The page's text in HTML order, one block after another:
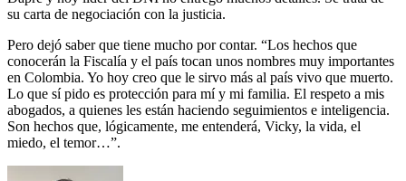
su carta de negociación con la justicia.
Pero dejó saber que tiene mucho por contar. “Los hechos que
conocerán la Fiscalía y el país tocan unos nombres muy importantes
en Colombia. Yo hoy creo que le sirvo más al país vivo que muerto.
Lo que sí pido es protección para mí y mi familia. El respeto a mis
abogados, a quienes les están haciendo seguimientos e inteligencia.
Son hechos que, lógicamente, me entenderá, Vicky, la vida, el
miedo, el temor…”.